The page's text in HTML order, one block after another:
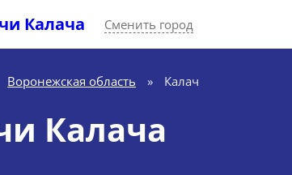
Калача Сменить город
Воронежская область » Калач
Калача